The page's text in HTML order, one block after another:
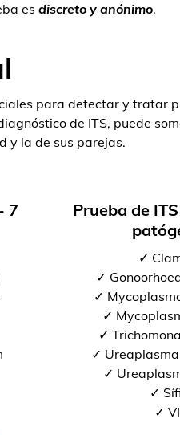
es discreto y anónimo.
para detectar y tratar
de ITS, puede
y la de sus parejas.
7
Prueba de
✓
✓
✓
✓
✓
✓
✓
✓
✓